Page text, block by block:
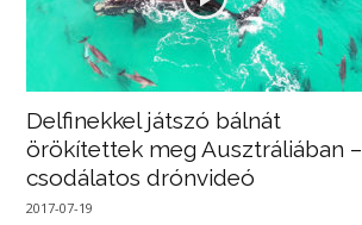
Delfinekkel játszó bálnát
örökítettek meg Ausztráliában –
csodálatos drónvideó
2017-07-19